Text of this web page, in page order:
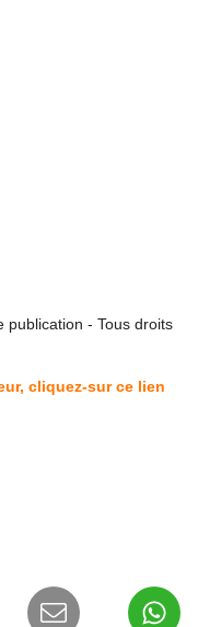
publication - Tous droits
cliquez-sur ce lien